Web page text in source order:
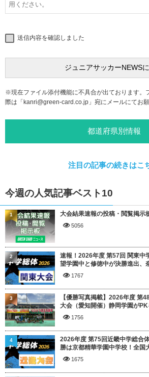
送信内容を確認しました
※現在ファイル添付機能に不具合が出ております。
際は「 kanri@green-card.co.jp 」宛にメールにてお
都道府県別情報
注目の記事の続きはこ
今週の人気記事ベスト10
大会結果速報の投稿・閲覧掲示
5056
1
速報！2026年度 第57回 関東中
望学園中と修徳中が決勝進出、
1767
2
【優勝写真掲載】2026年度 第
大会（愛知開催）静岡学園がPK
1756
3
2026年度 第75回近畿中学総合
勝は京都精華学園中学校！全国
1675
4